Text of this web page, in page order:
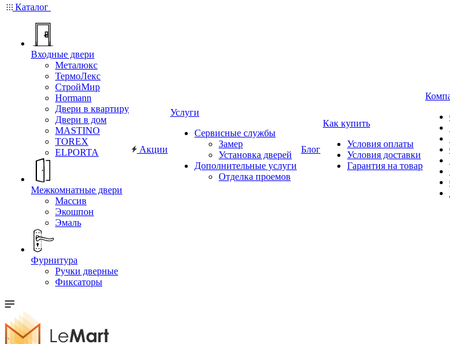
Каталог
Входные двери
Металюкс
ТермоЛекс
СтройМир
Hormann
Двери в квартиру
Двери в дом
MASTINO
TOREX
ELPORTA
Межкомнатные двери
Массив
Экошпон
Эмаль
Фурнитура
Ручки дверные
Фиксаторы
Акции
Услуги
Сервисные службы
Замер
Установка дверей
Дополнительные услуги
Отделка проемов
Блог
Как купить
Условия оплаты
Условия доставки
Гарантия на товар